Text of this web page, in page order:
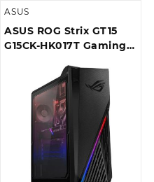
ASUS
ASUS ROG Strix GT15
G15CK-HK017T Gaming